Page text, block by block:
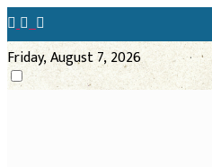
Friday, August 7, 2026